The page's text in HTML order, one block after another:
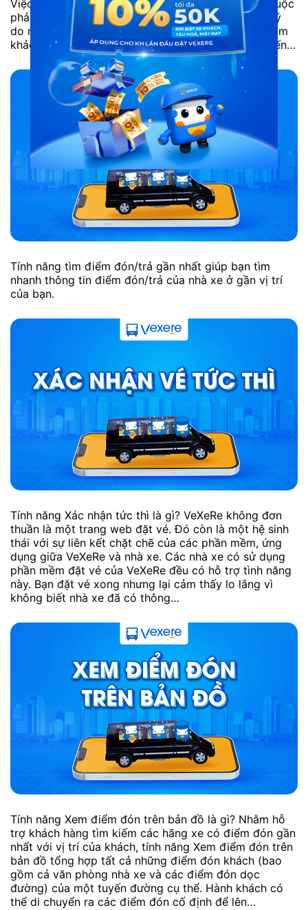
Việc này còn đặc biệt cần thiết với một số người buộc
phải di chuyển đến các tỉnh, thành khác vì một số lý
do như về quê, đi công tác,… Hãy cùng VeXeRe tham
khảo các cách khai báo y tế trực tuyến trước chuyến…
Tính năng tìm điểm đón/trả gần nhất giúp bạn tìm
nhanh thông tin điểm đón/trả của nhà xe ở gần vị trí
của bạn.
Tính năng Xác nhận tức thì là gì? VeXeRe không đơn
thuần là một trang web đặt vé. Đó còn là một hệ sinh
thái với sự liên kết chặt chẽ của các phần mềm, ứng
dụng giữa VeXeRe và nhà xe. Các nhà xe có sử dụng
phần mềm đặt vé của VeXeRe đều có hỗ trợ tình năng
này. Bạn đặt vé xong nhưng lại cảm thấy lo lắng vì
không biết nhà xe đã có thông…
Tính năng Xem điểm đón trên bản đồ là gì? Nhằm hỗ
trợ khách hàng tìm kiếm các hãng xe có điểm đón gần
nhất với vị trí của khách, tính năng Xem điểm đón trên
bản đồ tổng hợp tất cả những điểm đón khách (bao
gồm cả văn phòng nhà xe và các điểm đón dọc
đường) của một tuyến đường cụ thể. Hành khách có
thể di chuyển ra các điểm đón cố định để lên…